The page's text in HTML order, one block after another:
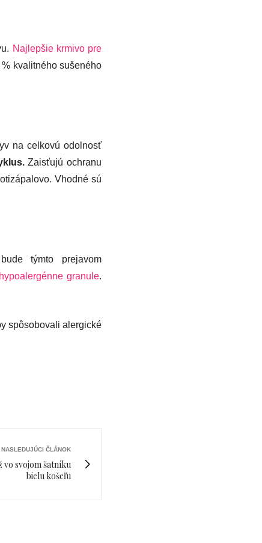
Najlepšie krmivo pre
kvalitného sušeného
na celkovú odolnosť
Zaisťujú ochranu
Vhodné sú
týmto prejavom
hypoalergénne granule.
spôsobovali alergické
NASLEDUJÚCI ČLÁNOK
vo svojom šatníku
bielu košeľu